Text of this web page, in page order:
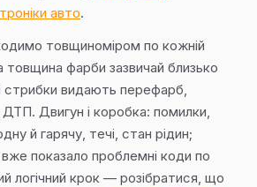
авто.
товщиноміром по кожній
товщина фарби зазвичай близько
стрибки видають перефарб,
ДТП. Двигун і коробка: помилки,
й гарячу, течі, стан рідин;
показало проблемні коди по
логічний крок — розібратися, що